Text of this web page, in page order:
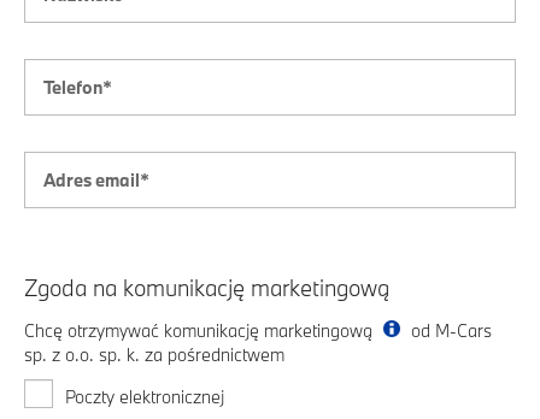
Zgoda na komunikację marketingową
Chcę otrzymywać komunikację marketingową
od M-Cars
sp. z o.o. sp. k. za pośrednictwem
Poczty elektronicznej